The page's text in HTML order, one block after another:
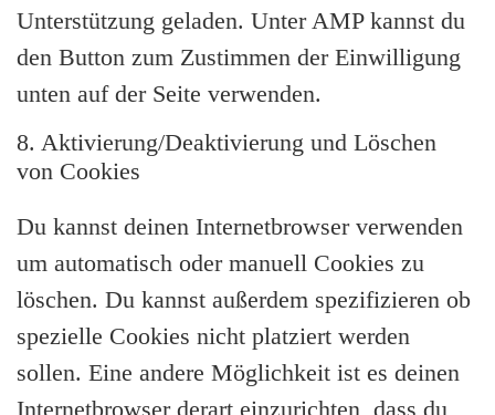
Unterstützung geladen. Unter AMP kannst du
den Button zum Zustimmen der Einwilligung
unten auf der Seite verwenden.
8. Aktivierung/Deaktivierung und Löschen
von Cookies
Du kannst deinen Internetbrowser verwenden
um automatisch oder manuell Cookies zu
löschen. Du kannst außerdem spezifizieren ob
spezielle Cookies nicht platziert werden
sollen. Eine andere Möglichkeit ist es deinen
Internetbrowser derart einzurichten, dass du